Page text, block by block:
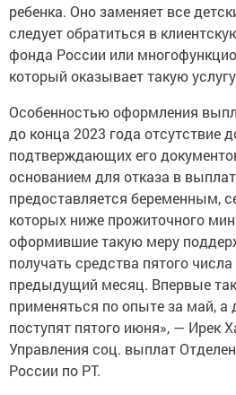
ребенка. Оно заменяет все
следует обратиться в
фонда России или
который оказывает такую
Особенностью оформления
до конца 2023 года отсутствие
подтверждающих его
основанием для отказа в
предоставляется беременным,
которых ниже прожиточного
оформившие такую меру
получать средства пятого
предыдущий месяц. Впервые
применяться по опыте за май, а
поступят пятого июня», — Ирек
Управления соц. выплат
России по РТ.